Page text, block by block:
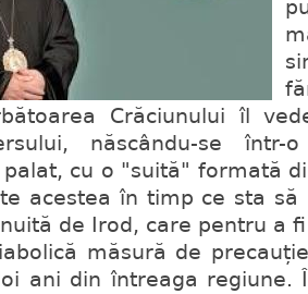
Crăciunului îl
născându-se
cu o "suită" formată
acestea în timp ce sta să
de Irod, care pentru a
măsură de
ani din întreaga regiune.